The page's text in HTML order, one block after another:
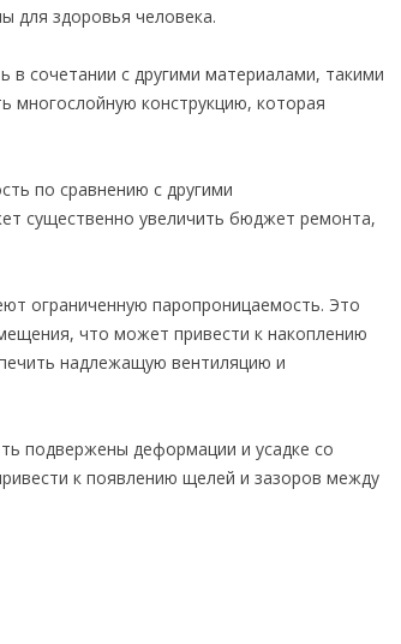
для здоровья человека.
в сочетании с другими материалами, такими
многослойную конструкцию, которая
по сравнению с другими
существенно увеличить бюджет ремонта,
ограниченную паропроницаемость. Это
что может привести к накоплению
надлежащую вентиляцию и
подвержены деформации и усадке со
к появлению щелей и зазоров между